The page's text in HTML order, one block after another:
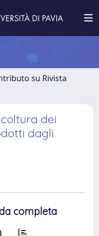
su Rivista
dei
dagli
completa